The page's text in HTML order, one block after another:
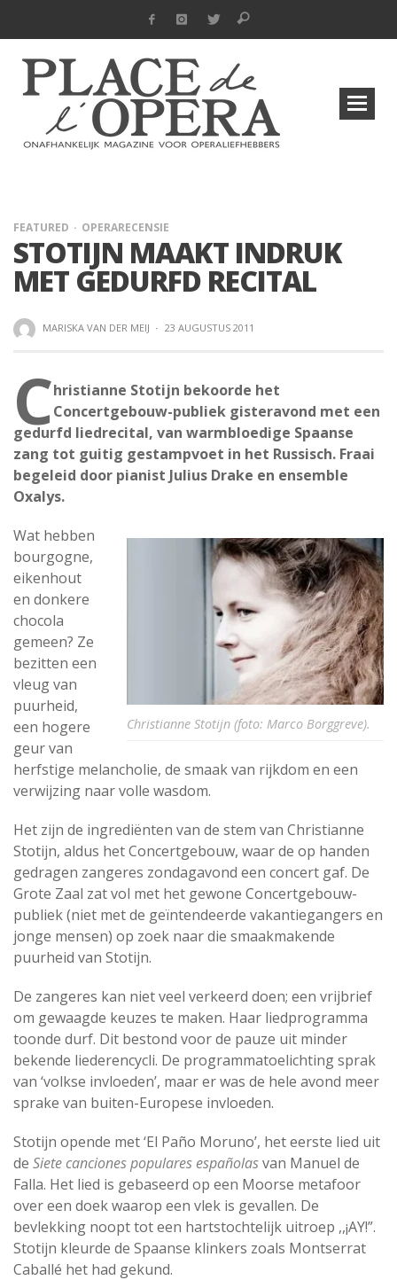
FEATURED OPERARECENSIE
STOTIJN MAAKT INDRUK
MET GEDURFD RECITAL
MARISKA VAN DER MEIJ · 23 AUGUSTUS 2011
Christianne Stotijn bekoorde het
Concertgebouw-publiek gisteravond met een
gedurfd liedrecital, van warmbloedige Spaanse
zang tot guitig gestampvoet in het Russisch. Fraai
begeleid door pianist Julius Drake en ensemble
Oxalys.
Christianne Stotijn (foto: Marco Borggreve).
Wat hebben
bourgogne,
eikenhout
en donkere
chocola
gemeen? Ze
bezitten een
vleug van
puurheid,
een hogere
geur van
herfstige melancholie, de smaak van rijkdom en een
verwijzing naar volle wasdom.
Het zijn de ingrediënten van de stem van Christianne
Stotijn, aldus het Concertgebouw, waar de op handen
gedragen zangeres zondagavond een concert gaf. De
Grote Zaal zat vol met het gewone Concertgebouw-
publiek (niet met de geïntendeerde vakantiegangers en
jonge mensen) op zoek naar die smaakmakende
puurheid van Stotijn.
De zangeres kan niet veel verkeerd doen; een vrijbrief
om gewaagde keuzes te maken. Haar liedprogramma
toonde durf. Dit bestond voor de pauze uit minder
bekende liederencycli. De programmatoelichting sprak
van ‘volkse invloeden’, maar er was de hele avond meer
sprake van buiten-Europese invloeden.
Stotijn opende met ‘El Paño Moruno’, het eerste lied uit
de Siete canciones populares españolasvan Manuel de
Falla. Het lied is gebaseerd op een Moorse metafoor
over een doek waarop een vlek is gevallen. De
bevlekking noopt tot een hartstochtelijk uitroep ,,¡AY!”.
Stotijn kleurde de Spaanse klinkers zoals Montserrat
Caballé het had gekund.